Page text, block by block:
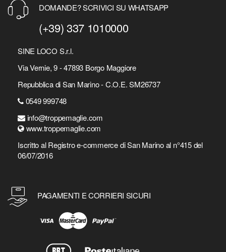
DOMANDE? SCRIVICI SU WHATSAPP
(+39) 337 1010000
SINE LOCO S.r.l.
Via Vernie, 9 - 47893 Borgo Maggiore
Repubblica di San Marino - C.O.E. SM26737
0549 999748
info@troppemaglie.com
www.troppemaglie.com
Iscritto al Registro e-commerce di San Marino al n°415 del
06/07/2016
PAGAMENTI E CORRIERI SICURI